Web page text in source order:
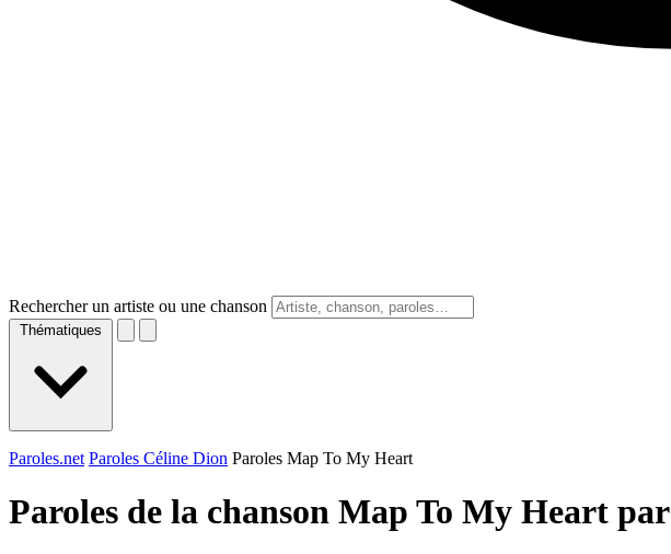
Rechercher un artiste ou une chanson
Thématiques
Paroles.net Paroles Céline Dion Paroles Map To My Heart
Paroles de la chanson Map To My Heart par